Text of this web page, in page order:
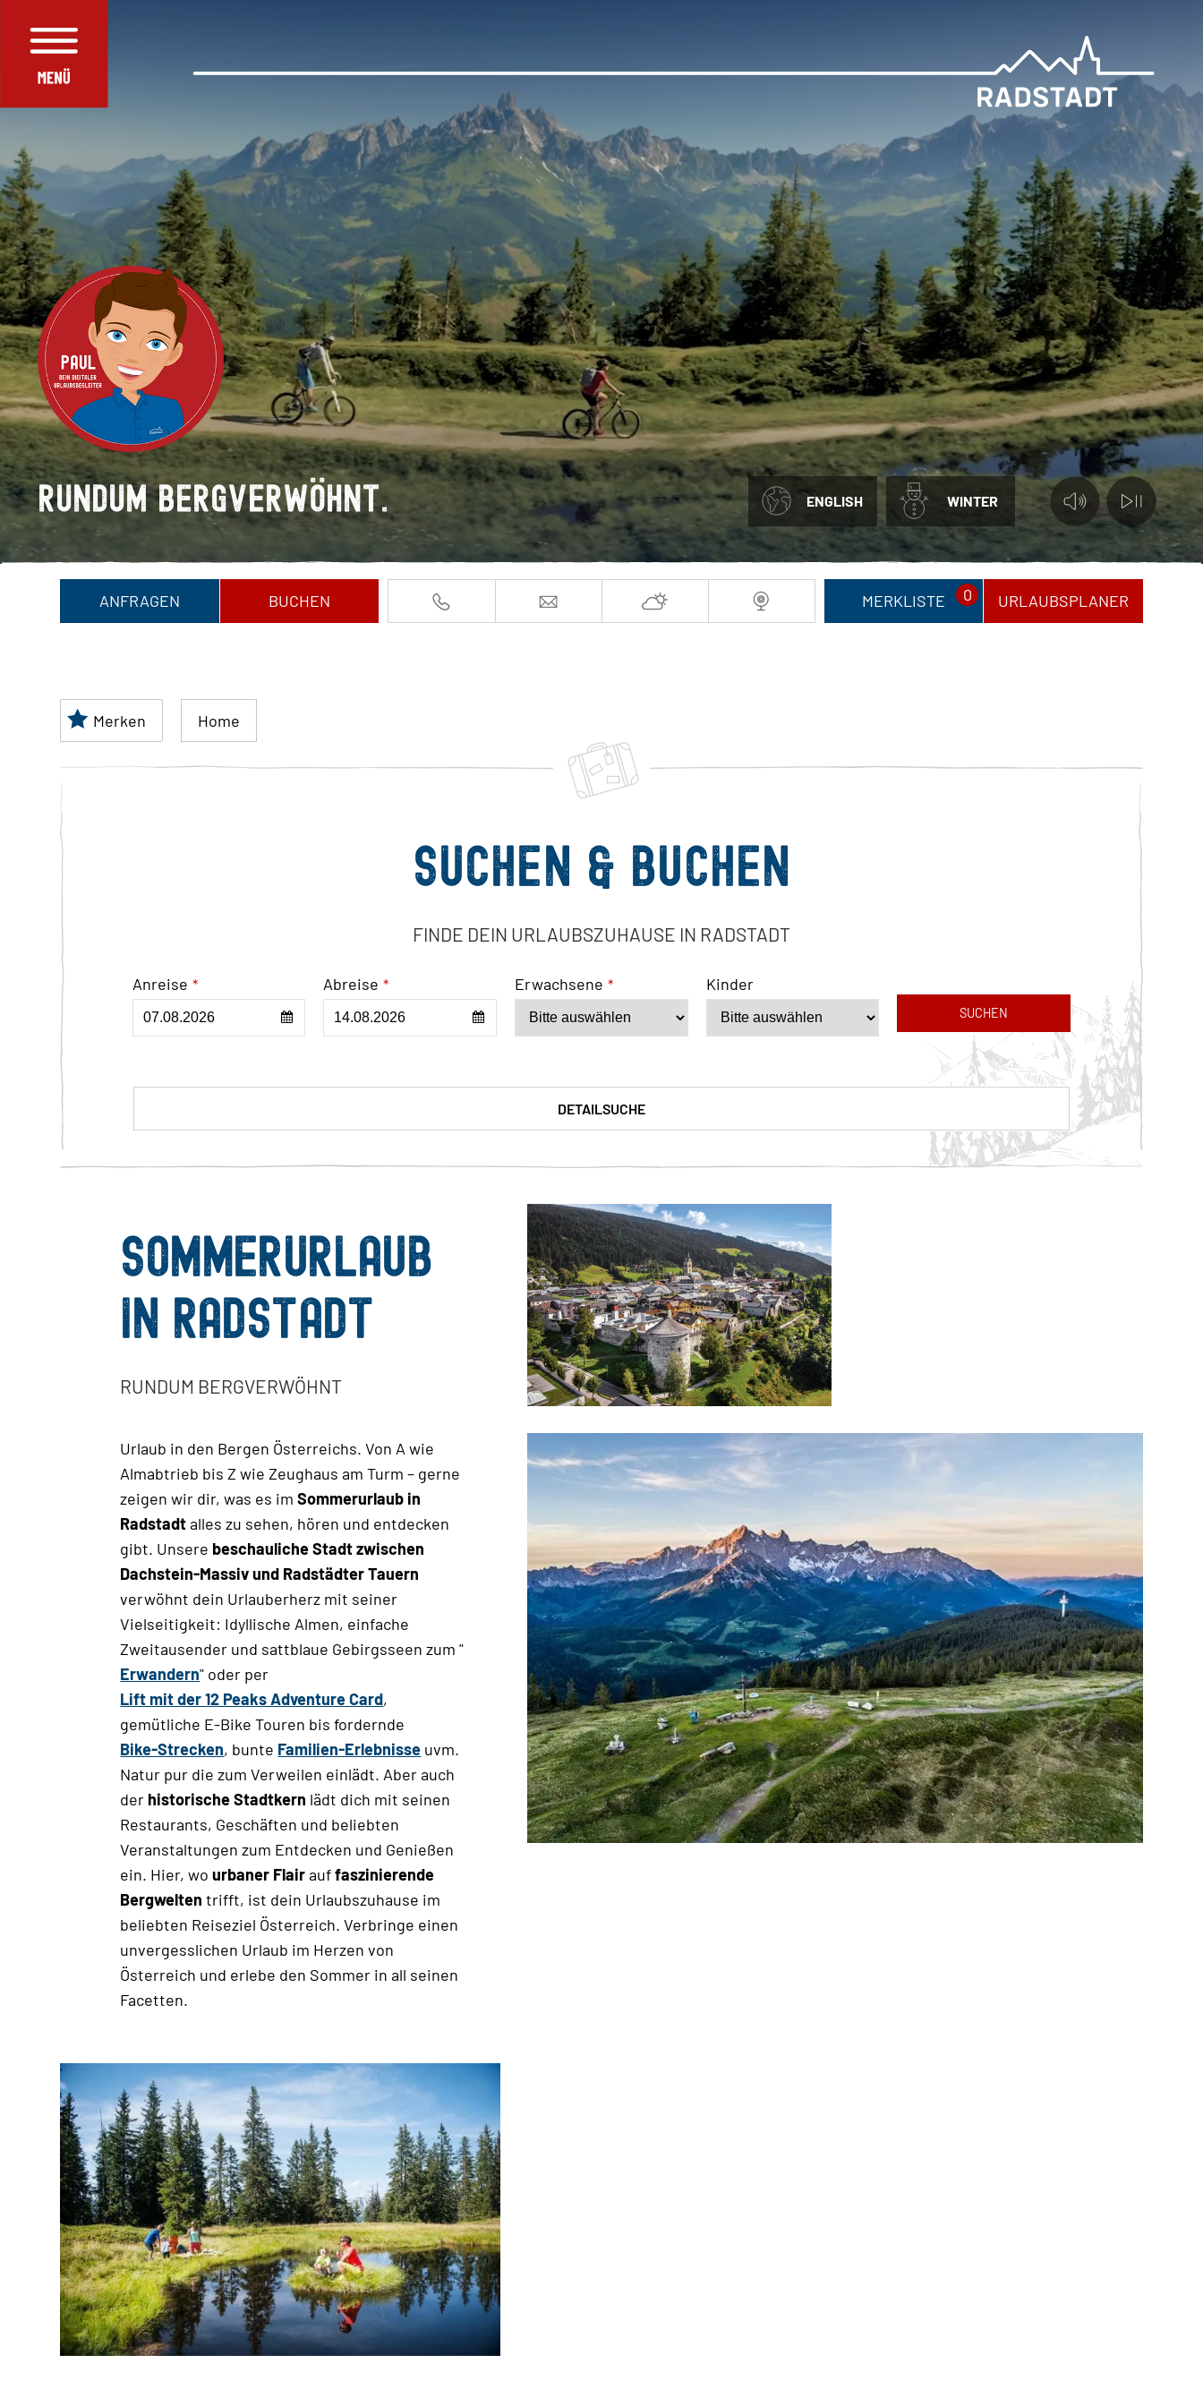
ENGLISH WINTER
RUNDUM BERGVERWÖHNT.
ANFRAGEN BUCHEN MERKLISTE 0 URLAUBSPLANER
Merken Home
Suchen & Buchen
FINDE DEIN URLAUBSZUHAUSE IN RADSTADT
Anreise * Abreise * Erwachsene * Kinder
SUCHEN
DETAILSUCHE
SOMMERURLAUB
IN RADSTADT
RUNDUM BERGVERWÖHNT
Urlaub in den Bergen Österreichs. Von A wie
Almabtrieb bis Z wie Zeughaus am Turm – gerne
zeigen wir dir, was es imSommerurlaub in
Radstadtalles zu sehen, hören und entdecken
gibt. Unsere beschauliche Stadt zwischen
Dachstein-Massiv und Radstädter Tauern
verwöhnt dein Urlauberherz mit seiner
Vielseitigkeit: Idyllische Almen, einfache
Zweitausender und sattblaue Gebirgsseen zum "
Erwandern" oder per
Lift mit der 12 Peaks Adventure Card,
gemütliche E-Bike Touren bis fordernde
Bike-Strecken, bunte Familien-Erlebnisse uvm.
Natur pur die zum Verweilen einlädt. Aber auch
der historische Stadtkern lädt dich mit seinen
Restaurants, Geschäften und beliebten
Veranstaltungen zum Entdecken und Genießen
ein. Hier, wourbaner Flairauffaszinierende
Bergwelten trifft, ist dein Urlaubszuhause im
beliebten Reiseziel Österreich. Verbringe einen
unvergesslichen Urlaub im Herzen von
Österreich und erlebe den Sommer in all seinen
Facetten.